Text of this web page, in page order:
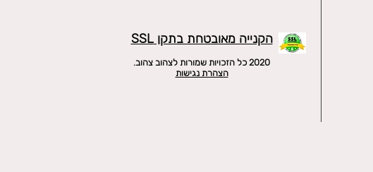
הקנייה מאובטחת בתקן SSL
2020 כל הזכויות שמורות לצהוב צהוב.
הצהרת נגישות